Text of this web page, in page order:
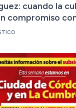
cuando la
compromiso